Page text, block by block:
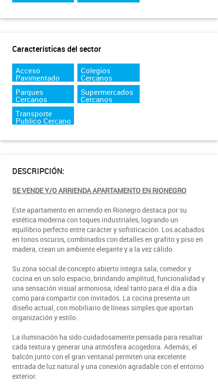
Características del sector
Acceso
Pavimentado
Colegios
Cercanos
Parques
Cercanos
Supermercados
Cercanos
Transporte
Publico Cercano
DESCRIPCIÓN:
SE VENDE Y/O ARRIENDA APARTAMENTO EN RIONEGRO
Este apartamento en arriendo en Rionegro destaca por su
estética moderna con toques industriales, logrando un
equilibrio perfecto entre carácter y sofisticación. Los acabados
en tonos oscuros, combinados con detalles en grafito y piso en
madera, crean un ambiente elegante y a la vez cálido.
Su zona social de concepto abierto integra sala, comedor y
cocina en un solo espacio, brindando amplitud, funcionalidad y
una sensación visual armoniosa, ideal tanto para el día a día
como para compartir con invitados. La cocina presenta un
diseño actual, con mobiliario de líneas simples que aportan
organización y estilo.
La iluminación ha sido cuidadosamente pensada para resaltar
cada textura y generar una atmósfera acogedora. Además, el
balcón junto con el gran ventanal permiten una excelente
entrada de luz natural y una conexión agradable con el entorno
exterior.